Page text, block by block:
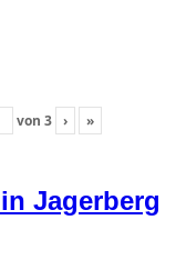
von 3 ›
»
Jagerberg